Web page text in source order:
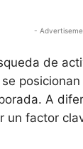
-
de
se
A
un factor